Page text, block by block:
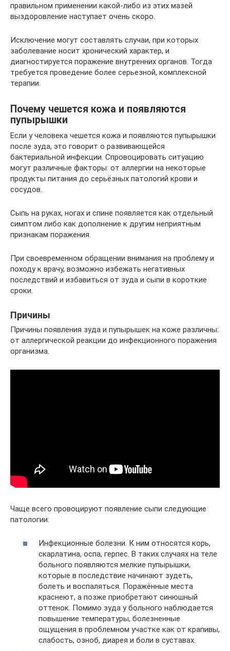
правильном применении какой-либо из этих мазей
выздоровление наступает очень скоро.
Исключение могут составлять случаи, при которых
заболевание носит хронический характер, и
диагностируется поражение внутренних органов. Тогда
требуется проведение более серьезной, комплексной
терапии.
Почему чешется кожа и появляются
пупырышки
Если у человека чешется кожа и появляются пупырышки
после зуда, это говорит о развивающейся
бактериальной инфекции. Спровоцировать ситуацию
могут различные факторы: от аллергии на некоторые
продукты питания до серьёзных патологий крови и
сосудов.
Сыпь на руках, ногах и спине появляется как отдельный
симптом либо как дополнение к другим неприятным
признакам поражения.
При своевременном обращении внимания на проблему и
походу к врачу, возможно избежать негативных
последствий и избавиться от зуда и сыпи в короткие
сроки.
Причины
Причины появления зуда и пупырышек на коже различны:
от аллергической реакции до инфекционного поражения
организма.
Чаще всего провоцируют появление сыпи следующие
патологии:
Инфекционные болезни. К ним относятся корь,
скарлатина, оспа, герпес. В таких случаях на теле
больного появляются мелкие пупырышки,
которые в последствие начинают зудеть,
болеть и воспаляться. Поражённые места
краснеют, а позже приобретают синюшный
оттенок. Помимо зуда у больного наблюдается
повышение температуры, болезненные
ощущения в проблемном участке как от крапивы,
слабость, озноб, диарея и боли в суставах.